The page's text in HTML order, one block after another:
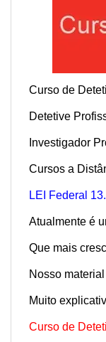
Curso de
Detetive
Investigador
Cursos a
LEI Federal
Atualmente é
Que mais
Nosso
Muito
Curso de